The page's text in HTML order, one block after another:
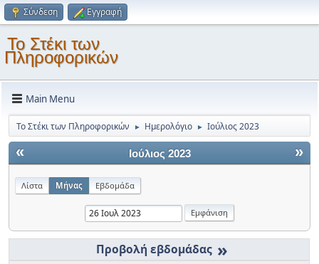
Σύνδεση Εγγραφή
Το Στέκι των
Πληροφορικών
Main Menu
Το Στέκι των Πληροφορικών ► Ημερολόγιο ► Ιούλιος 2023
« »
Ιούλιος 2023
Λίστα Μήνας Εβδομάδα
»